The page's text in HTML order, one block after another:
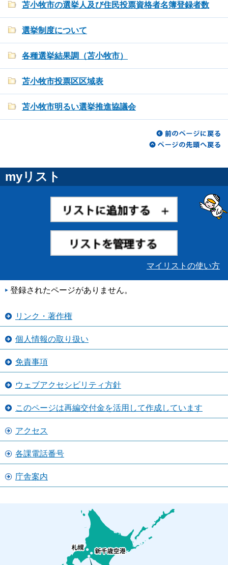
苫小牧市の選挙人及び住民投票資格者名簿登録者数
選挙制度について
各種選挙結果調（苫小牧市）
苫小牧市投票区区域表
苫小牧市明るい選挙推進協議会
myリスト
マイリストの使い方
登録されたページがありません。
リンク・著作権
個人情報の取り扱い
免責事項
ウェブアクセシビリティ方針
このページは再編交付金を活用して作成しています
アクセス
各課電話番号
庁舎案内